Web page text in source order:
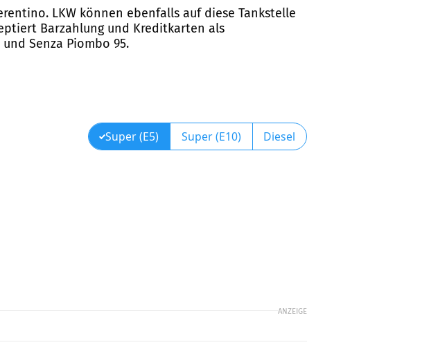
LKW können ebenfalls auf diese Tankstelle
Barzahlung und Kreditkarten als
Senza Piombo 95.
Super (E5) Super (E10) Diesel
ANZEIGE